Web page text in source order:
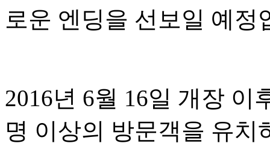
로운 엔딩을 선보일 예정
2016년 6월 16일 개장 이
명 이상의 방문객을 유